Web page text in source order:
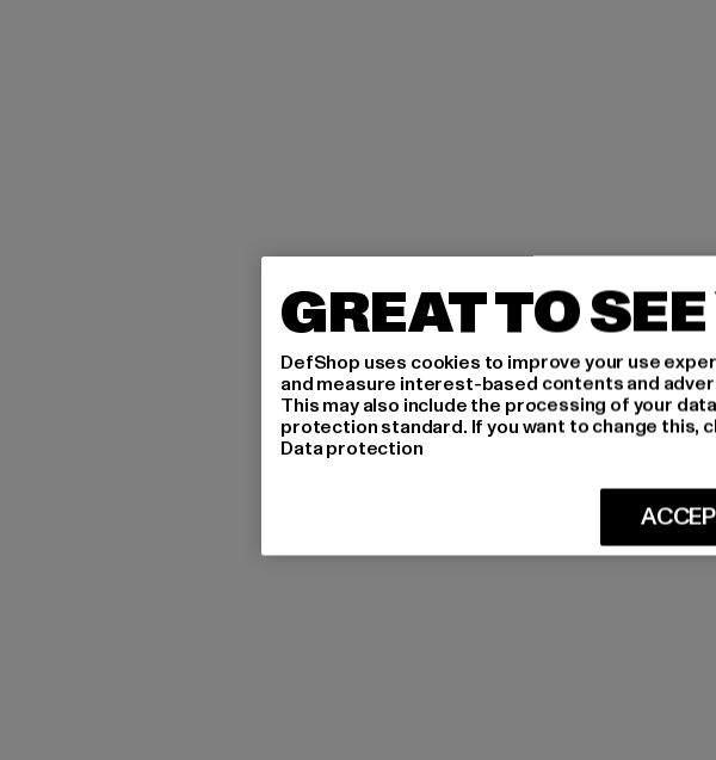
GREAT TO
DefShop uses cookies to improve your use
and measure interest-based contents and
This may also include the processing of your
protection standard. If you want to change this,
Data protection